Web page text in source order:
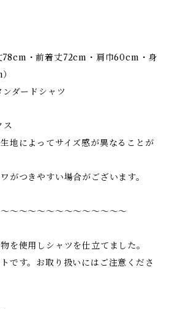
・前着丈72cm・肩巾60cm・身
ダードシャツ
地によってサイズ感が異なることが
がつきやすい場合がございます。
〜〜〜〜〜〜〜〜〜〜〜〜〜
を使用しシャツを仕立てました。
です。お取り扱いにはご注意くださ